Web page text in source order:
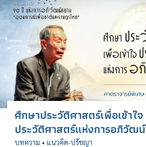
ศึกษาประวัติศาสตร์เพื่อเข้าใจ
ประวัติศาสตร์แห่งการอภิวัฒน์
บทความ • แนวคิด-ปรัชญา